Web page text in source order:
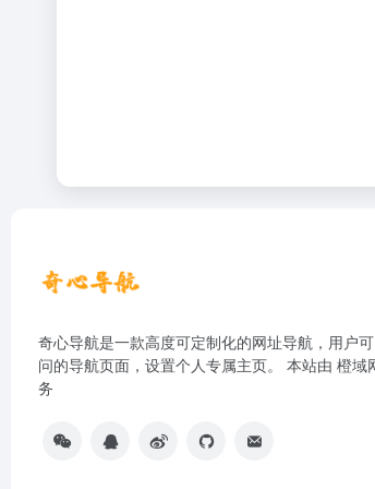
奇心导航是一款高度可定制化的网址导航，用户
问的导航页面，设置个人专属主页。 本站由 橙域
务